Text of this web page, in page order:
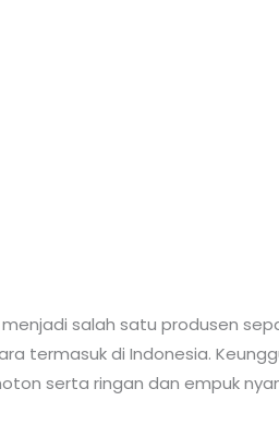
menjadi salah satu produsen
termasuk di Indonesia.
serta ringan dan empuk